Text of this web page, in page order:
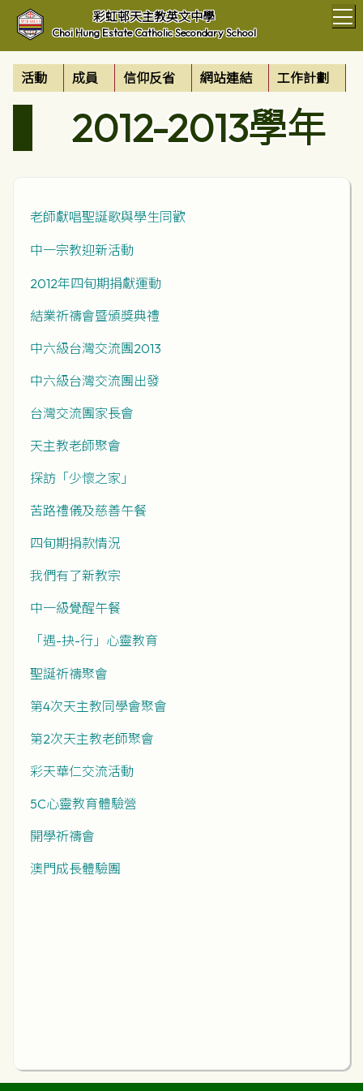
彩虹邨天主教英文中學
Choi Hung Estate Catholic Secondary School
活動 成員 信仰反省 網站連結 工作計劃
2012-2013學年
老師獻唱聖誕歌與學生同歡
中一宗教迎新活動
2012年四旬期捐獻運動
結業祈禱會暨頒獎典禮
中六級台灣交流團2013
中六級台灣交流團出發
台灣交流團家長會
天主教老師聚會
探訪「少懷之家」
苦路禮儀及慈善午餐
四旬期捐款情況
我們有了新教宗
中一級覺醒午餐
「遇-抉-行」心靈教育
聖誕祈禱聚會
第4次天主教同學會聚會
第2次天主教老師聚會
彩天華仁交流活動
5C心靈教育體驗營
開學祈禱會
澳門成長體驗團